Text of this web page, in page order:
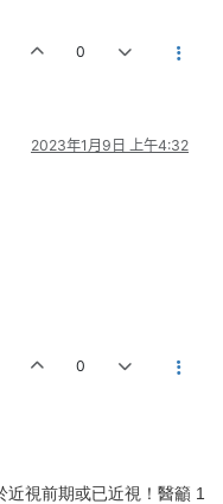
0
2023年1月9日 上午4:32
0